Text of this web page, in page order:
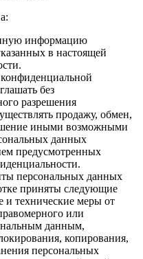
информацию
в настоящей
без
разрешения
продажу, обмен,
иными возможными
данных
предусмотренных
персональных данных
приняты следующие
и технические меры от
или
данным,
копирования,
персональных